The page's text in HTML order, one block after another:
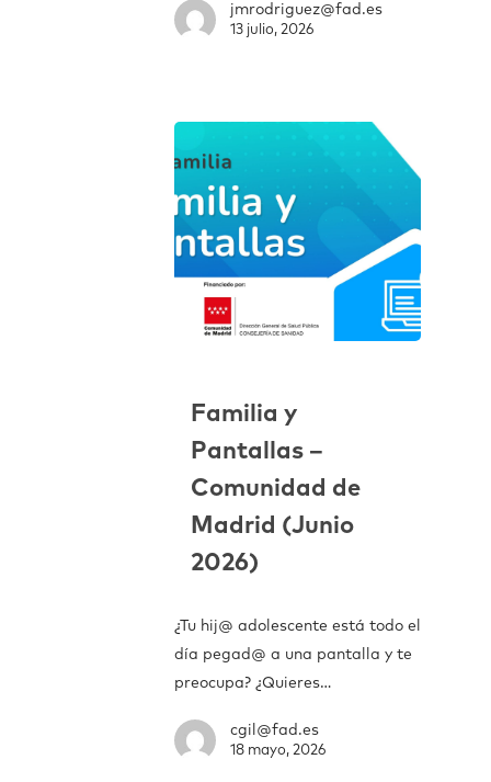
jmrodriguez@fad.es
13 julio, 2026
Familia y
Pantallas –
Comunidad de
Madrid (Junio
2026)
¿Tu hij@ adolescente está todo el
día pegad@ a una pantalla y te
preocupa? ¿Quieres…
cgil@fad.es
18 mayo, 2026